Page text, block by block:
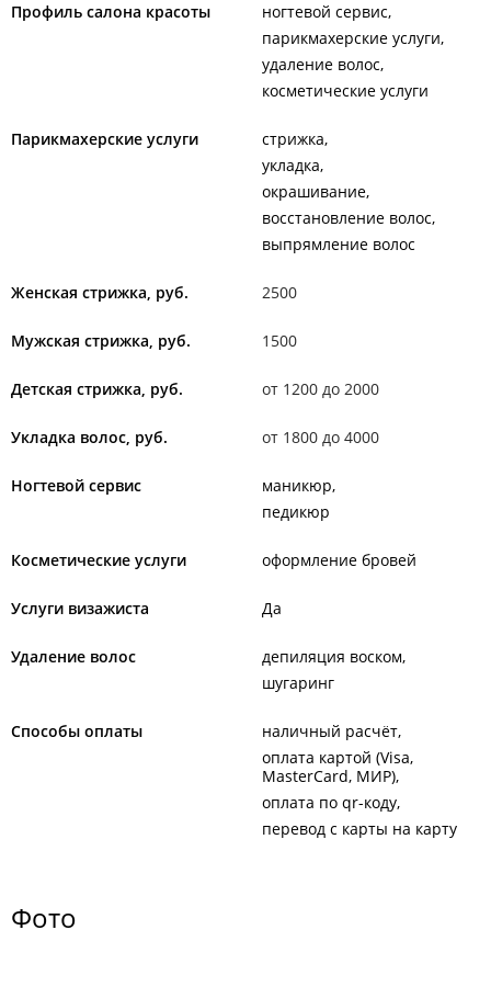
Профиль салона красоты
ногтевой сервис
парикмахерские услуги
удаление волос
косметические услуги
Парикмахерские услуги
стрижка
укладка
окрашивание
восстановление волос
выпрямление волос
Женская стрижка, руб. 2500
Мужская стрижка, руб. 1500
Детская стрижка, руб. от 1200 до 2000
Укладка волос, руб. от 1800 до 4000
Ногтевой сервис
маникюр
педикюр
Косметические услуги оформление бровей
Услуги визажиста Да
Удаление волос
депиляция воском
шугаринг
Способы оплаты
наличный расчёт
оплата картой (Visa,
MasterCard, МИР)
оплата по qr-коду
перевод с карты на карту
Фото